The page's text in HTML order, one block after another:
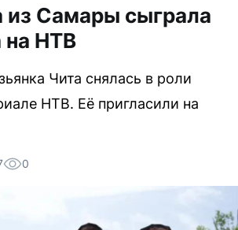
из Самары сыграла
на НТВ
Чита снялась в роли
НТВ. Её пригласили на
0